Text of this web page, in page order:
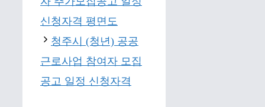
신청자격 평면도
청주시 (청년) 공공
근로사업 참여자 모집
공고 일정 신청자격